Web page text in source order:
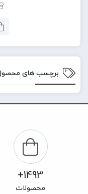
برچسب های
1493+
محصولات